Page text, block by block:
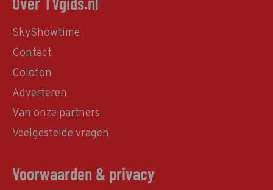
SkyShowtime
Contact
Colofon
Adverteren
Van onze partners
Veelgestelde vragen
Voorwaarden & privacy